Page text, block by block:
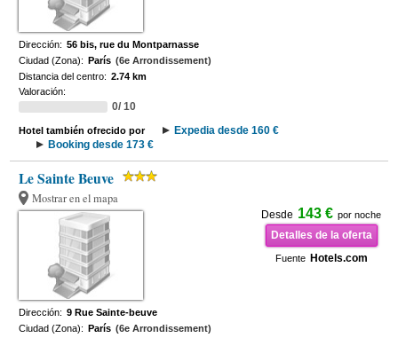
Dirección: 56 bis, rue du Montparnasse
Ciudad (Zona): París (6e Arrondissement)
Distancia del centro: 2.74 km
Valoración:
0/ 10
Hotel también ofrecido por
Expedia desde 160 €
Booking desde 173 €
Le Sainte Beuve
Mostrar en el mapa
Desde 143 € por noche
Detalles de la oferta
Fuente Hotels.com
Dirección: 9 Rue Sainte-beuve
Ciudad (Zona): París (6e Arrondissement)